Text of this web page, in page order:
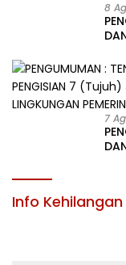
8
7
Info Kehilangan